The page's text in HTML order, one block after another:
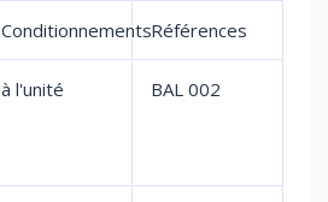
ConditionnementsRéférences
à l'unité BAL 002